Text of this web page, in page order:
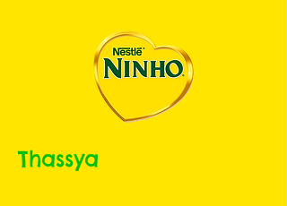
Thassya